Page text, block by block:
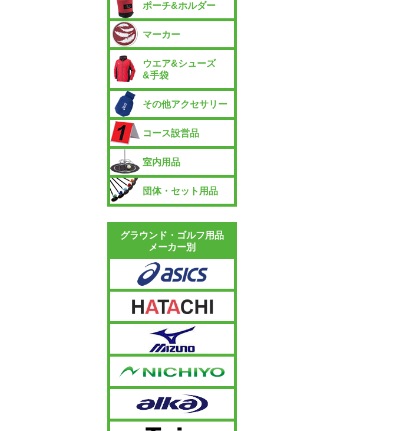
ポーチ&ホルダー
マーカー
ウエア&シューズ
&手袋
その他アクセサリー
コース設営品
室内用品
団体・セット用品
グラウンド・ゴルフ用品
メーカー別